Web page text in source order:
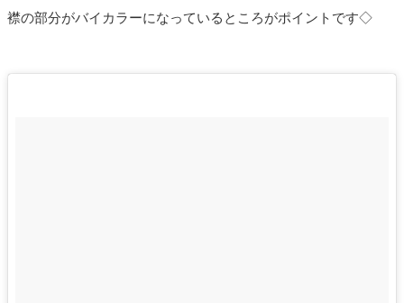
襟の部分がバイカラーになっているところがポイントです◇